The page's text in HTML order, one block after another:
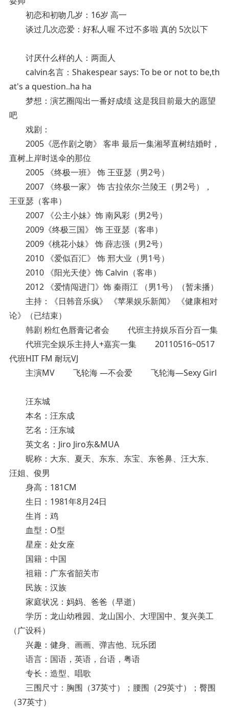
初恋和初吻几岁：16岁 高一
谈过几次恋爱：好私人喔 不过不多啦 真的 5次以下
讨厌什么样的人：两面人
calvin名言：Shakespear says: To be or not to be,th
at's a question..ha ha
梦想：演艺圈闯出一番好成绩 这是我目前最大的愿望
吧
戏剧：
2005《恶作剧之吻》 客串 最后一集湘琴直树结婚时，
直树上岸时送伞的那位
2005 《终极一班》 饰 王亚瑟（男2号）
2007 《终极一家》 饰 古拉依尔·兰陵王（男2号），
王亚瑟（客串）
2007 《公主小妹》饰 南风彩（男2号）
2009《终极三国》 饰 王亚瑟（客串）
2009《桃花小妹》 饰 薛志强（男2号）
2010 《爱似百汇》 饰 邢大业（男1号）
2010 《阳光天使》饰 Calvin（客串）
2012 《爱情闯进门》饰 秦雨江 （男1号）（暂未播）
主持：《日韩音乐疯》 《苹果娱乐新闻》 《健康相对
论》（已结束）
韩剧 粉红色唇膏记者会 代班主持娱乐百分百一集
代班完全娱乐主持人+嘉宾一集 20110516~0517
代班HIT FM 耐玩VJ
主演MV 飞轮海 —不会爱 飞轮海—Sexy Girl
汪东城
本名：汪东成
艺名：汪东城
英文名：Jiro Jiro东&MUA
昵称：大东、夏天、东东、东宝、东爸鼻、汪大东、
汪姐、俊男
身高：181CM
生日：1981年8月24日
生肖：鸡
血型：O型
星座：处女座
国籍：中国
祖籍：广东省韶关市
民族：汉族
家庭状况：妈妈、爸爸（早逝）
学历：龙山幼稚园、龙山国小、大理国中、复兴美工
（广设科）
兴趣：健身、画画、弹吉他、玩乐团
语言：国语，英语，台语，粤语
专长：造型、唱歌
三围尺寸：胸围（37英寸）；腰围（29英寸）；臀围
（37英寸）